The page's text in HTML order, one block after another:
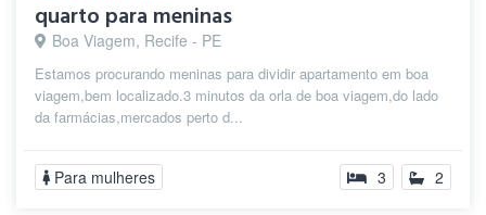
quarto para meninas
Boa Viagem, Recife - PE
Estamos procurando meninas para dividir apartamento em boa
viagem,bem localizado.3 minutos da orla de boa viagem,do lado
da farmácias,mercados perto d...
Para mulheres 3 2